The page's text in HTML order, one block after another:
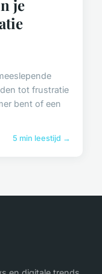
je
tot frustratie
bent of een
5 min leestijd →